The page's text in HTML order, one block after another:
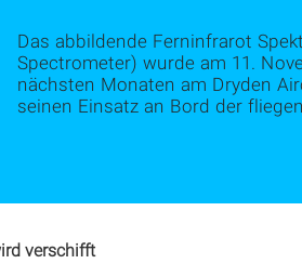
Das abbildende Ferninfrarot
Spectrometer) wurde am 11.
nächsten Monaten am Dryden
seinen Einsatz an Bord der
verschifft